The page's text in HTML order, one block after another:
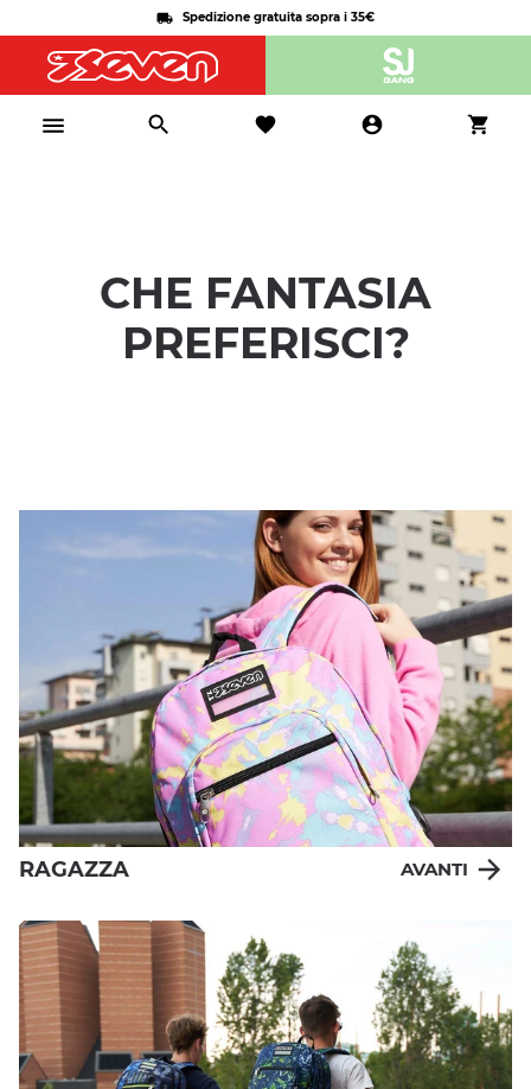
Spedizione gratuita sopra i 35€
CHE FANTASIA
PREFERISCI?
RAGAZZA AVANTI